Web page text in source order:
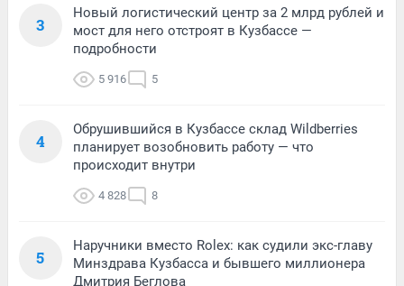
3
Новый логистический центр за 2 млрд рублей и
мост для него отстроят в Кузбассе —
подробности
5 916 5
4
Обрушившийся в Кузбассе склад Wildberries
планирует возобновить работу — что
происходит внутри
4 828 8
5
Наручники вместо Rolex: как судили экс-главу
Минздрава Кузбасса и бывшего миллионера
Дмитрия Беглова